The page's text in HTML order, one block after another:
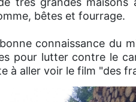
bêtes et fourrage.
connaissance du
pour lutter contre le
à aller voir le film "des